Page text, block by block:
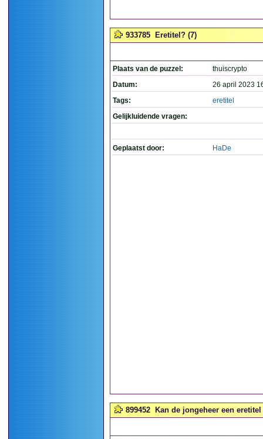
933785 Eretitel? (7)
Plaats van de puzzel:
thuiscrypto
Datum:
26 april 2023
Tags:
eretitel
Gelijkluidende vragen:
Geplaatst door: HaDe
899452 Kan de jongeheer een